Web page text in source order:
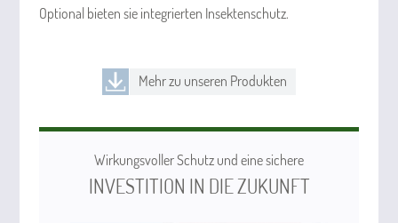
Optional bieten sie integrierten Insektenschutz.
Mehr zu unseren Produkten
Wirkungsvoller Schutz und eine sichere
INVESTITION IN DIE ZUKUNFT